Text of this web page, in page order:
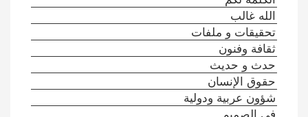
الله غالب
تحقيقات و ملفات
ثقافة وفنون
حدث و حديث
حقوق الإنسان
شؤون عربية ودولية
في الصميم